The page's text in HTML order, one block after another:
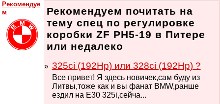
Рекомендуе
м
Рекомендуем почитать на
тему спец по регулировке
коробки ZF PH5-19 в Питере
или недалеко
325ci (192Hp) или 328ci (192Hp) ?
Все привет! Я здесь новичек,сам буду из
Литвы,тоже как и вы фанат BMW,ранше
ездил на Е30 325i,сейча...